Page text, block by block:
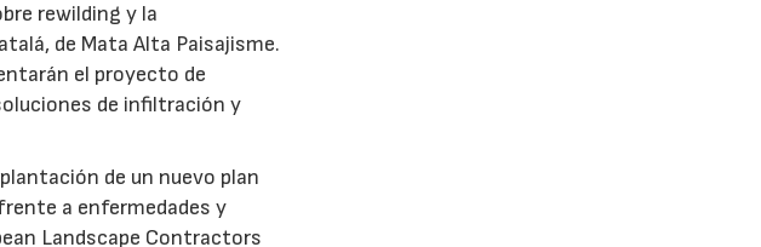
rewilding y la
de Mata Alta Paisajisme.
el proyecto de
de infiltración y
de un nuevo plan
a enfermedades y
Landscape Contractors